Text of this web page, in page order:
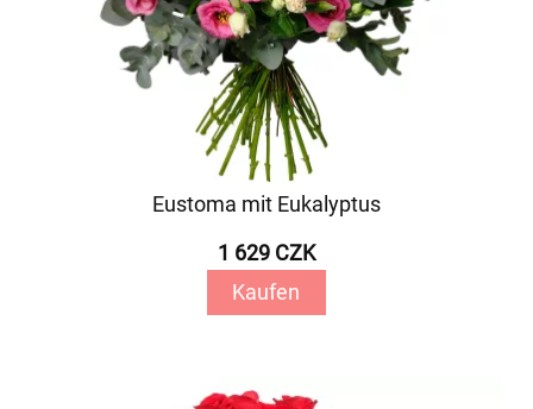
Eustoma mit Eukalyptus
1 629 CZK
Kaufen